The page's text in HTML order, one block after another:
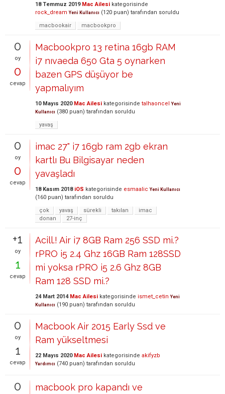
18 Temmuz 2019 Mac Ailesi kategorisinde
rock_dream Yeni Kullanıcı (120 puan) tarafından soruldu
macbookair
macbookpro
0
oy
0
cevap
Macbookpro 13 retina 16gb RAM
i7 nıvaeda 650 Gta 5 oynarken
bazen GPS düşüyor be
yapmalıyım
10 Mayıs 2020 Mac Ailesi kategorisinde talhaoncel Yeni
Kullanıcı (380 puan) tarafından soruldu
yavaş
0
oy
0
cevap
imac 27" i7 16gb ram 2gb ekran
kartlı Bu Bilgisayar neden
yavaşladı
18 Kasım 2018 iOS kategorisinde esmaalic Yeni Kullanıcı
(160 puan) tarafından soruldu
çok
yavaş sürekli takılan
imac
donan
27-inç
+1
oy
1
cevap
Acill.! Air i7 8GB Ram 256 SSD mi.?
rPRO i5 2.4 Ghz 16GB Ram 128SSD
mi yoksa rPRO i5 2.6 Ghz 8GB
Ram 128 SSD mi.?
24 Mart 2014 Mac Ailesi kategorisinde ismet_cetin Yeni
Kullanıcı (190 puan) tarafından soruldu
0
oy
1
cevap
Macbook Air 2015 Early Ssd ve
Ram yükseltmesi
22 Mayıs 2020 Mac Ailesi kategorisinde akifyzb
Yardımcı (740 puan) tarafından soruldu
0
macbook pro kapandı ve